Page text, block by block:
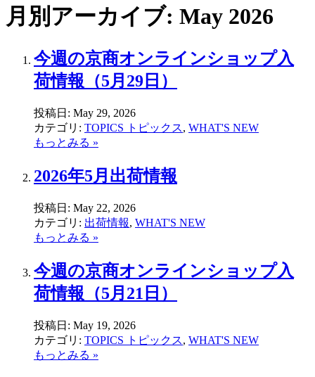
月別アーカイブ: May 2026
今週の京商オンラインショップ入
荷情報（5月29日）
投稿日: May 29, 2026
カテゴリ: TOPICS トピックス, WHAT'S NEW
もっとみる »
2026年5月出荷情報
投稿日: May 22, 2026
カテゴリ: 出荷情報, WHAT'S NEW
もっとみる »
今週の京商オンラインショップ入
荷情報（5月21日）
投稿日: May 19, 2026
カテゴリ: TOPICS トピックス, WHAT'S NEW
もっとみる »